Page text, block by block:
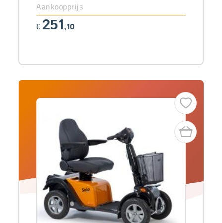
Aankoopprijs
€ 251,10